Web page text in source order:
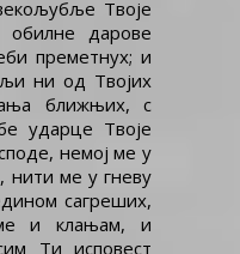
Твоје
дарове
преметнух; и
ни од Твојих
ближњих, с
ударце Твоје
немој ме у
нити ме у гневу
сагреших,
и клањам, и
Ти исповест